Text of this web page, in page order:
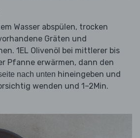
Wasser abspülen, trocken
Gräten und
1EL Olivenöl bei mittlerer bis
Pfanne erwärmen, dann den
nach unten hineingeben und
wenden und 1–2Min.